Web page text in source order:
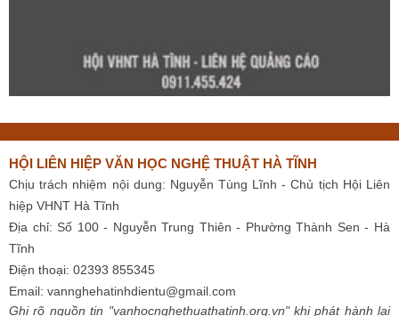
HỘI LIÊN HIỆP VĂN HỌC NGHỆ THUẬT HÀ TĨNH
Chịu trách nhiệm nội dung: Nguyễn Tùng Lĩnh - Chủ tịch Hội Liên
hiệp VHNT Hà Tĩnh
Địa chỉ: Số 100 - Nguyễn Trung Thiên - Phường Thành Sen - Hà
Tĩnh
Điện thoại: 02393 855345
Email: vannghehatinhdientu@gmail.com
Ghi rõ nguồn tin "vanhocnghethuathatinh.org.vn" khi phát hành lại